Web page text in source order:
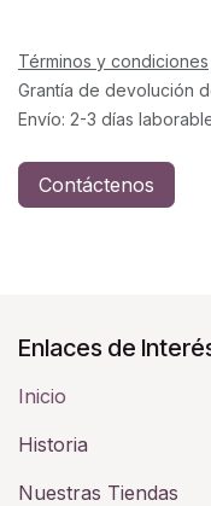
Términos y condiciones
Grantía de devolución
Envío: 2-3 días
Contáctenos
Enlaces de
Inicio
Historia​
Nuestras Tiendas